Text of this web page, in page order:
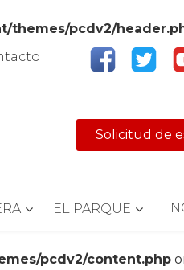
themes/pcdv2/
Solicitud de
EL PARQUE
pcdv2/content.php